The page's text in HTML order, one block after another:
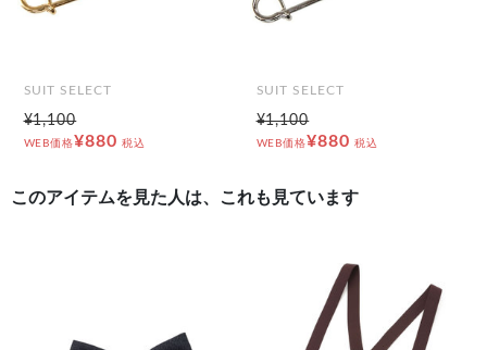
SUIT SELECT
¥1,100
WEB価格¥880 税込
SUIT SELECT
¥1,100
WEB価格¥880 税込
このアイテムを見た人は、これも見ています